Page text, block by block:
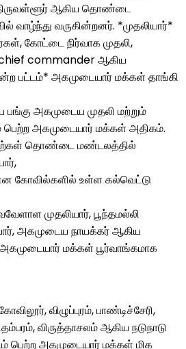
ஆகிய தொண்டை
வருகின்றனர். *முதலியார்*
கோட்டை நிர்வாக முதலி,
commander ஆகிய
பட்டம்* அகமுடையார் மக்கள் தாங்கி
பங்கு அகமுடைய முதலி மற்றும்
அகமுடையார் மக்கள் அதிகம்.
தொண்டை மண்டலத்தில்
கோவில்களில் உள்ள கல்வெட்டு
முதலியார், பூந்தமல்லி
அகமுடைய நாயக்கர் ஆகிய
மக்கள் பூர்வாங்கமாக
விழுப்புரம், பாண்டிச்சேரி,
விருத்தாசலம் ஆகிய நடுநாடு
பெற்ற அகமுடையார் மக்கள் மிக